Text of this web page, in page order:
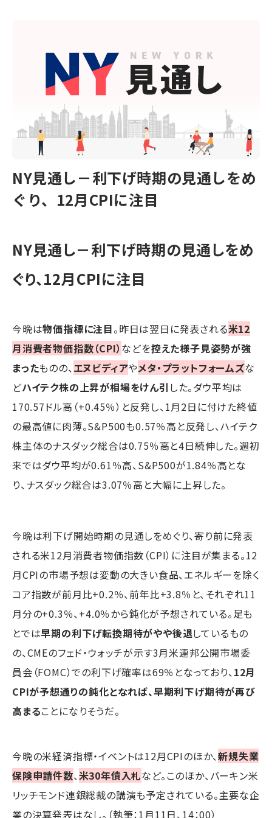
NY見通し－利下げ時期の見通しをめ
ぐり、12月CPIに注目
NY見通し－利下げ時期の見通しをめ
ぐり、12月CPIに注目
今晩は物価指標に注目。昨日は翌日に発表される米12
月消費者物価指数（CPI） などを控えた様子見姿勢が強
まったものの、 エヌビディアやメタ・プラットフォームズな
どハイテク株の上昇が相場をけん引 した。ダウ平均は
170.57ドル高（+0.45％）と反発し、1月2日に付けた終値
の最高値に肉薄。S&P500も0.57％高と反発し、ハイテク
株主体のナスダック総合は0.75％高と4日続伸した。週初
来ではダウ平均が0.61％高、S&P500が1.84％高とな
り、ナスダック総合は3.07％高と大幅に上昇した。
今晩は利下げ開始時期の見通しをめぐり、寄り前に発表
される米12月消費者物価指数（CPI）に注目が集まる。12
月CPIの市場予想は変動の大きい食品、エネルギーを除く
コア指数が前月比+0.2％、前年比+3.8％と、それぞれ11
月分の+0.3％、+4.0％から鈍化が予想されている。足も
とでは早期の利下げ転換期待がやや後退しているもの
の、CMEのフェド・ウォッチが示す3月米連邦公開市場委
員会（FOMC）での利下げ確率は69％となっており、 12月
CPIが予想通りの鈍化となれば、早期利下げ期待が再び
高まることになりそうだ。
今晩の米経済指標・イベントは12月CPIのほか、新規失業
保険申請件数、米30年債入札など。このほか、バーキン米
リッチモンド連銀総裁の講演も予定されている。主要な企
業の決算発表はなし。（執筆：1月11日、14：00）